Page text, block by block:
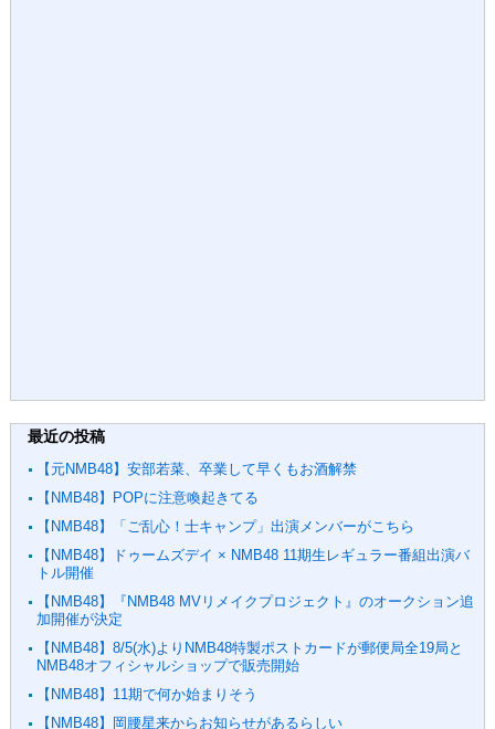
最近の投稿
【元NMB48】安部若菜、卒業して早くもお酒解禁
【NMB48】POPに注意喚起きてる
【NMB48】「ご乱心！士キャンプ」出演メンバーがこちら
【NMB48】ドゥームズデイ × NMB48 11期生レギュラー番組出演バ
トル開催
【NMB48】『NMB48 MVリメイクプロジェクト』のオークション追
加開催が決定
【NMB48】8/5(水)よりNMB48特製ポストカードが郵便局全19局と
NMB48オフィシャルショップで販売開始
【NMB48】11期で何か始まりそう
【NMB48】岡腰星来からお知らせがあるらしい